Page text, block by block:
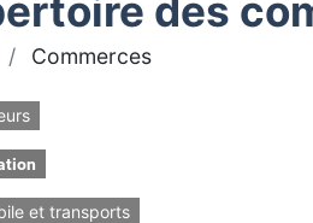
des
Commerces
et transports